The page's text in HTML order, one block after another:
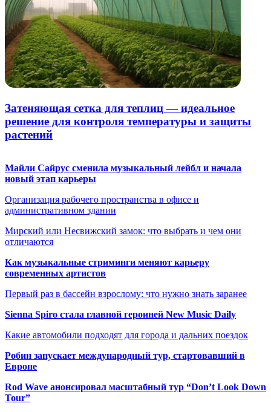
Затеняющая сетка для теплиц — идеальное
решение для контроля температуры и защиты
растений
Майли Сайрус сменила музыкальный лейбл и начала
новый этап карьеры
Организация рабочего пространства в офисе и
административном здании
Мирский или Несвижский замок: что выбрать и чем они
отличаются
Как музыкальные стриминги меняют карьеру
современных артистов
Первый раз в бассейн взрослому: что нужно знать заранее
Sienna Spiro стала главной героиней New Music Daily
Какие автомобили подходят для города и дальних поездок
Робин запускает международный тур, стартовавший в
Европе
Rod Wave анонсировал масштабный тур “Don’t Look Down
Tour”